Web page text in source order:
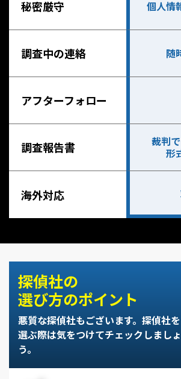
秘密厳守 個人情
調査中の連絡 随
アフターフォロー
調査報告書
裁判
形
海外対応
探偵社の
選び方のポイント
悪質な探偵社もございます。 探偵社を
選ぶ際は気をつけてチェックしましょ
う。